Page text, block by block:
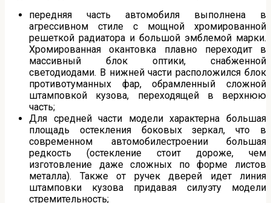
передняя часть автомобиля выполнена в
агрессивном стиле с мощной хромированной
решеткой радиатора и большой эмблемой марки.
Хромированная окантовка плавно переходит в
массивный блок оптики, снабженной
светодиодами. В нижней части расположился блок
противотуманных фар, обрамленный сложной
штамповкой кузова, переходящей в верхнюю
часть;
Для средней части модели характерна большая
площадь остекления боковых зеркал, что в
современном автомобилестроении большая
редкость (остекление стоит дороже, чем
изготовление даже сложных по форме листов
металла). Также от ручек дверей идет линия
штамповки кузова придавая силуэту модели
стремительность;